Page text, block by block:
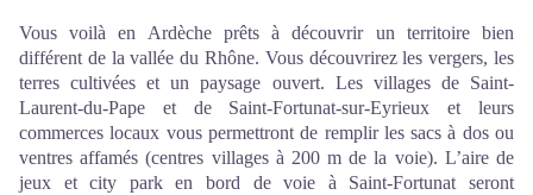
Vous voilà en Ardèche prêts à découvrir un territoire bien
différent de la vallée du Rhône. Vous découvrirez les vergers, les
terres cultivées et un paysage ouvert. Les villages de Saint-
Laurent-du-Pape et de Saint-Fortunat-sur-Eyrieux et leurs
commerces locaux vous permettront de remplir les sacs à dos ou
ventres affamés (centres villages à 200 m de la voie). L’aire de
jeux et city park en bord de voie à Saint-Fortunat seront